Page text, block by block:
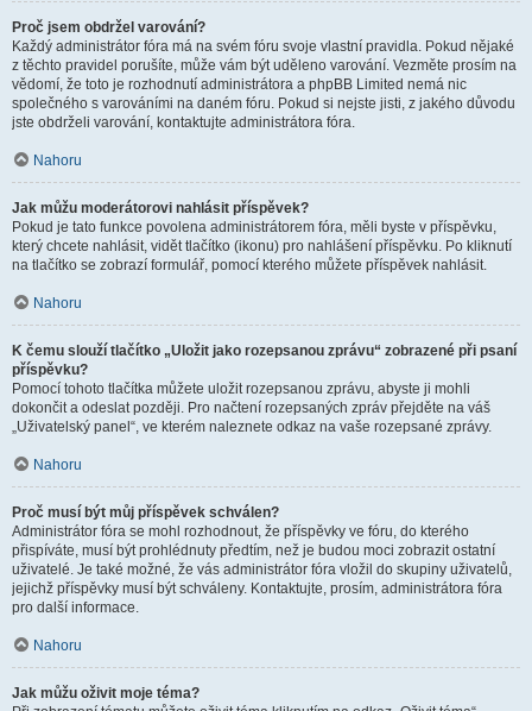
Proč jsem obdržel varování?
Každý administrátor fóra má na svém fóru svoje vlastní pravidla. Pokud nějaké
z těchto pravidel porušíte, může vám být uděleno varování. Vezměte prosím na
vědomí, že toto je rozhodnutí administrátora a phpBB Limited nemá nic
společného s varováními na daném fóru. Pokud si nejste jisti, z jakého důvodu
jste obdrželi varování, kontaktujte administrátora fóra.
Nahoru
Jak můžu moderátorovi nahlásit příspěvek?
Pokud je tato funkce povolena administrátorem fóra, měli byste v příspěvku,
který chcete nahlásit, vidět tlačítko (ikonu) pro nahlášení příspěvku. Po kliknutí
na tlačítko se zobrazí formulář, pomocí kterého můžete příspěvek nahlásit.
Nahoru
K čemu slouží tlačítko „Uložit jako rozepsanou zprávu“ zobrazené při psaní
příspěvku?
Pomocí tohoto tlačítka můžete uložit rozepsanou zprávu, abyste ji mohli
dokončit a odeslat později. Pro načtení rozepsaných zpráv přejděte na váš
„Uživatelský panel“, ve kterém naleznete odkaz na vaše rozepsané zprávy.
Nahoru
Proč musí být můj příspěvek schválen?
Administrátor fóra se mohl rozhodnout, že příspěvky ve fóru, do kterého
přispíváte, musí být prohlédnuty předtím, než je budou moci zobrazit ostatní
uživatelé. Je také možné, že vás administrátor fóra vložil do skupiny uživatelů,
jejichž příspěvky musí být schváleny. Kontaktujte, prosím, administrátora fóra
pro další informace.
Nahoru
Jak můžu oživit moje téma?